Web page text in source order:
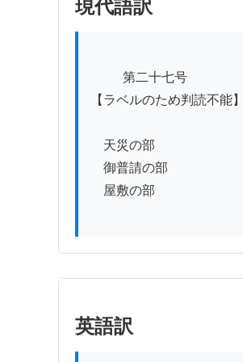
現代語訳
【ラベルのため判読不能
天災の部
御普請の部
屋敷の部
英語訳